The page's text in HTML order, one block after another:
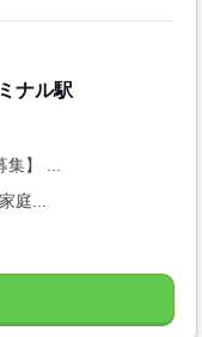
ナル駅
】 ...
庭...